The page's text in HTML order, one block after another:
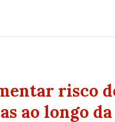
risco
ao longo da